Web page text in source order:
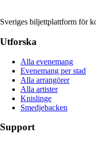
Sveriges biljettplattform för
Utforska
Alla evenemang
Evenemang per stad
Alla arrangörer
Alla artister
Knislinge
Smedjebacken
Support